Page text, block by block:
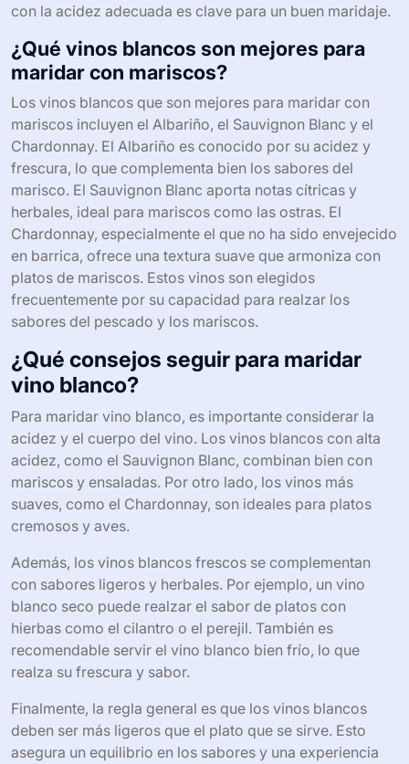
con la acidez adecuada es clave para un buen maridaje.
¿Qué vinos blancos son mejores para
maridar con mariscos?
Los vinos blancos que son mejores para maridar con
mariscos incluyen el Albariño, el Sauvignon Blanc y el
Chardonnay. El Albariño es conocido por su acidez y
frescura, lo que complementa bien los sabores del
marisco. El Sauvignon Blanc aporta notas cítricas y
herbales, ideal para mariscos como las ostras. El
Chardonnay, especialmente el que no ha sido envejecido
en barrica, ofrece una textura suave que armoniza con
platos de mariscos. Estos vinos son elegidos
frecuentemente por su capacidad para realzar los
sabores del pescado y los mariscos.
¿Qué consejos seguir para maridar
vino blanco?
Para maridar vino blanco, es importante considerar la
acidez y el cuerpo del vino. Los vinos blancos con alta
acidez, como el Sauvignon Blanc, combinan bien con
mariscos y ensaladas. Por otro lado, los vinos más
suaves, como el Chardonnay, son ideales para platos
cremosos y aves.
Además, los vinos blancos frescos se complementan
con sabores ligeros y herbales. Por ejemplo, un vino
blanco seco puede realzar el sabor de platos con
hierbas como el cilantro o el perejil. También es
recomendable servir el vino blanco bien frío, lo que
realza su frescura y sabor.
Finalmente, la regla general es que los vinos blancos
deben ser más ligeros que el plato que se sirve. Esto
asegura un equilibrio en los sabores y una experiencia